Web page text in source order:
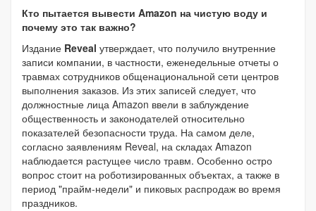
Кто пытается вывести Amazon на чистую воду и
почему это так важно?
Издание Reveal утверждает, что получило внутренние
записи компании, в частности, еженедельные отчеты о
травмах сотрудников общенациональной сети центров
выполнения заказов. Из этих записей следует, что
должностные лица Amazon ввели в заблуждение
общественность и законодателей относительно
показателей безопасности труда. На самом деле,
согласно заявлениям Reveal, на складах Amazon
наблюдается растущее число травм. Особенно остро
вопрос стоит на роботизированных объектах, а также в
период "прайм-недели" и пиковых распродаж во время
праздников.